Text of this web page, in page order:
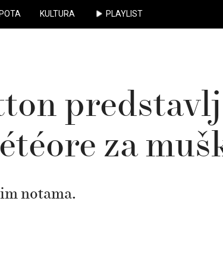
KULTURA PLAYLIST
za
notama.